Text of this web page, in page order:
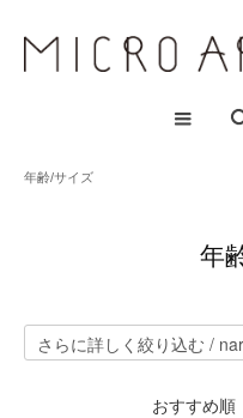
年齢/サイズ
年
おすすめ順